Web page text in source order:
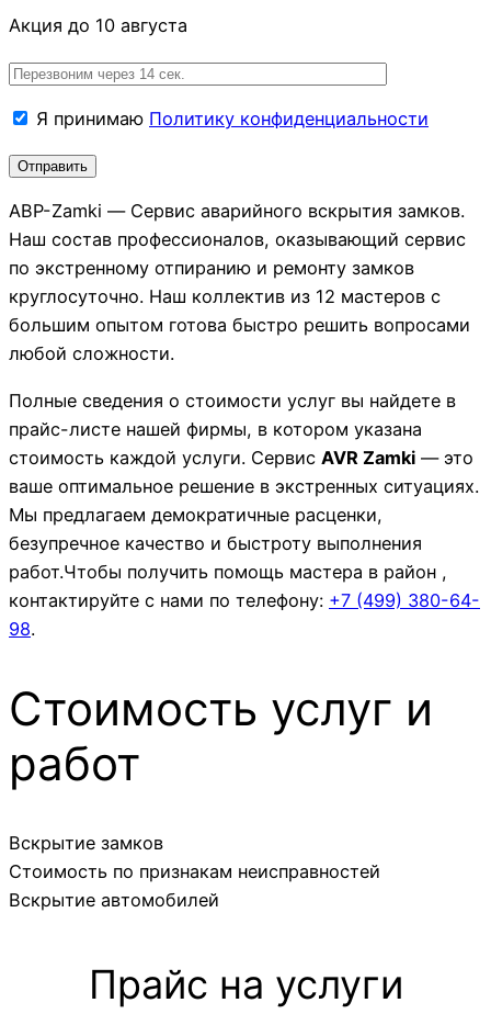
Акция до 10 августа
Я принимаю Политику конфиденциальности
АВР-Zamki — Сервис аварийного вскрытия замков.
Наш состав профессионалов, оказывающий сервис
по экстренному отпиранию и ремонту замков
круглосуточно. Наш коллектив из 12 мастеров с
большим опытом готова быстро решить вопросами
любой сложности.
Полные сведения о стоимости услуг вы найдете в
прайс-листе нашей фирмы, в котором указана
стоимость каждой услуги. Сервис AVR Zamki — это
ваше оптимальное решение в экстренных ситуациях.
Мы предлагаем демократичные расценки,
безупречное качество и быстроту выполнения
работ.Чтобы получить помощь мастера в район ,
контактируйте с нами по телефону: +7 (499) 380-64-
98.
Стоимость услуг и
работ
Вскрытие замков
Стоимость по признакам неисправностей
Вскрытие автомобилей
Прайс на услуги